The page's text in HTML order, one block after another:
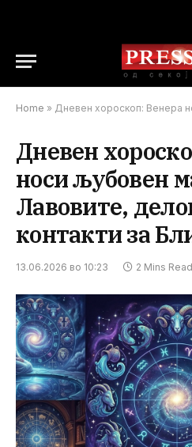
Home » Дневен хороскоп: Венера носи љубовен
Дневен
носи љубовен
Лавовите,
контакти за
13.06.2026 во 10:23 2 Mins Read